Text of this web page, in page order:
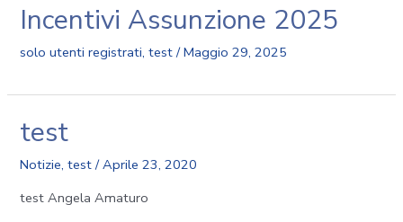
Incentivi Assunzione 2025
solo utenti registrati,test /Maggio 29, 2025
test
Notizie,test/Aprile 23, 2020
test Angela Amaturo